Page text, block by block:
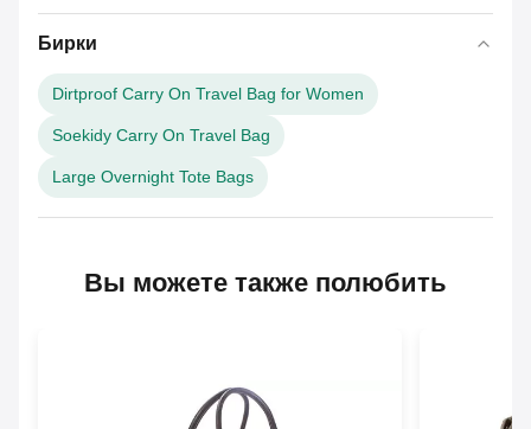
Бирки
Dirtproof Carry On Travel Bag for Women
Soekidy Carry On Travel Bag
Large Overnight Tote Bags
Вы можете также полюбить